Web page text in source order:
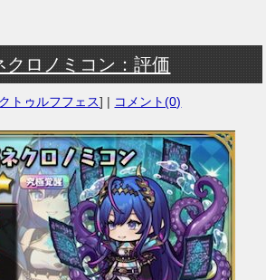
クロノミコン：評価
クトゥルフフェス] | コメント(0)